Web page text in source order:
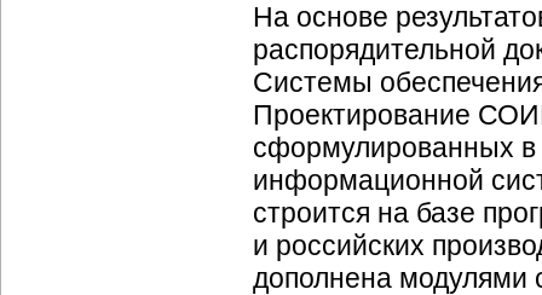
На основе
распорядительной
Системы
Проектирование
сформулированных в
информационной
строится на базе
и российских
дополнена модулями